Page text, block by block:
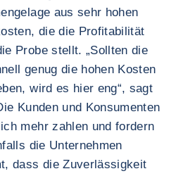
aus sehr hohen
die die Profitabilität
Probe stellt. „Sollten die
genug die hohen Kosten
wird es hier eng“, sagt
Kunden und Konsumenten
mehr zahlen und fordern
die Unternehmen
dass die Zuverlässigkeit